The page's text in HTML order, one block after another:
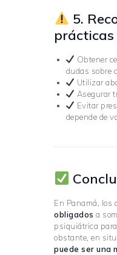
5.
prácticas
Obtener
dudas sobre
Utilizar
Asegurar
Evitar
depende de
En Panamá, los
obligados a
psiquiátrica
obstante, en
puede ser una